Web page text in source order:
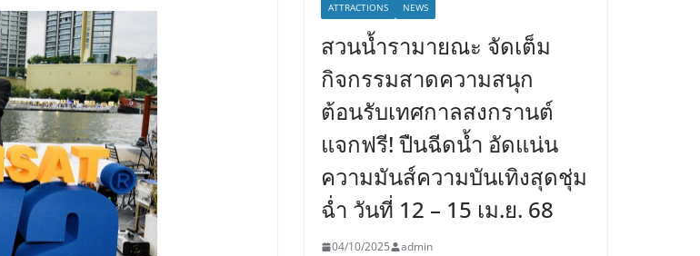
ATTRACTIONS NEWS
สวนน้ำรามายณะ จัดเต็ม
กิจกรรมสาดความสนุก
ต้อนรับเทศกาลสงกรานต์
แจกฟรี! ปืนฉีดน้ำ อัดแน่น
ความมันส์ความบันเทิงสุดชุ่ม
ฉ่ำ วันที่ 12 – 15 เม.ย. 68
04/10/2025 admin